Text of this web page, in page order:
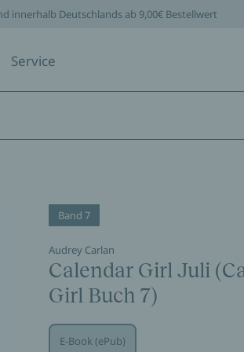
innerhalb Deutschlands ab 9,00€ Bestellwert
Service
Band 7
Audrey Carlan
Calendar Girl Juli
Girl Buch 7)
E-Book (ePub)